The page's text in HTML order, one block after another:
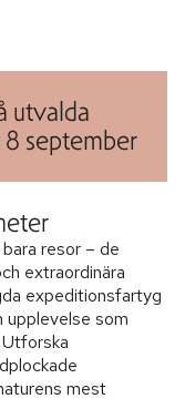
utvalda
8 september
resor – de
extraordinära
expeditionsfartyg
upplevelse som
mest